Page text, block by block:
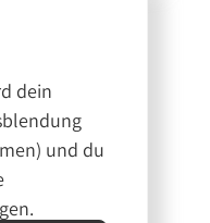
dein
und du